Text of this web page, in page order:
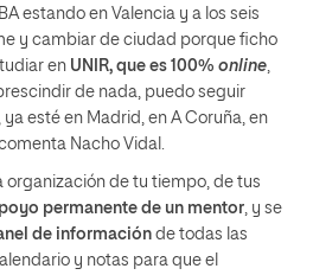
estando en Valencia y a los seis
y cambiar de ciudad porque ficho
en UNIR, que es 100% online
de nada, puedo seguir
esté en Madrid, en A Coruña, en
Nacho Vidal.
organización de tu tiempo, de tus
permanente de un mentor , y se
de información de todas las
y notas para que el